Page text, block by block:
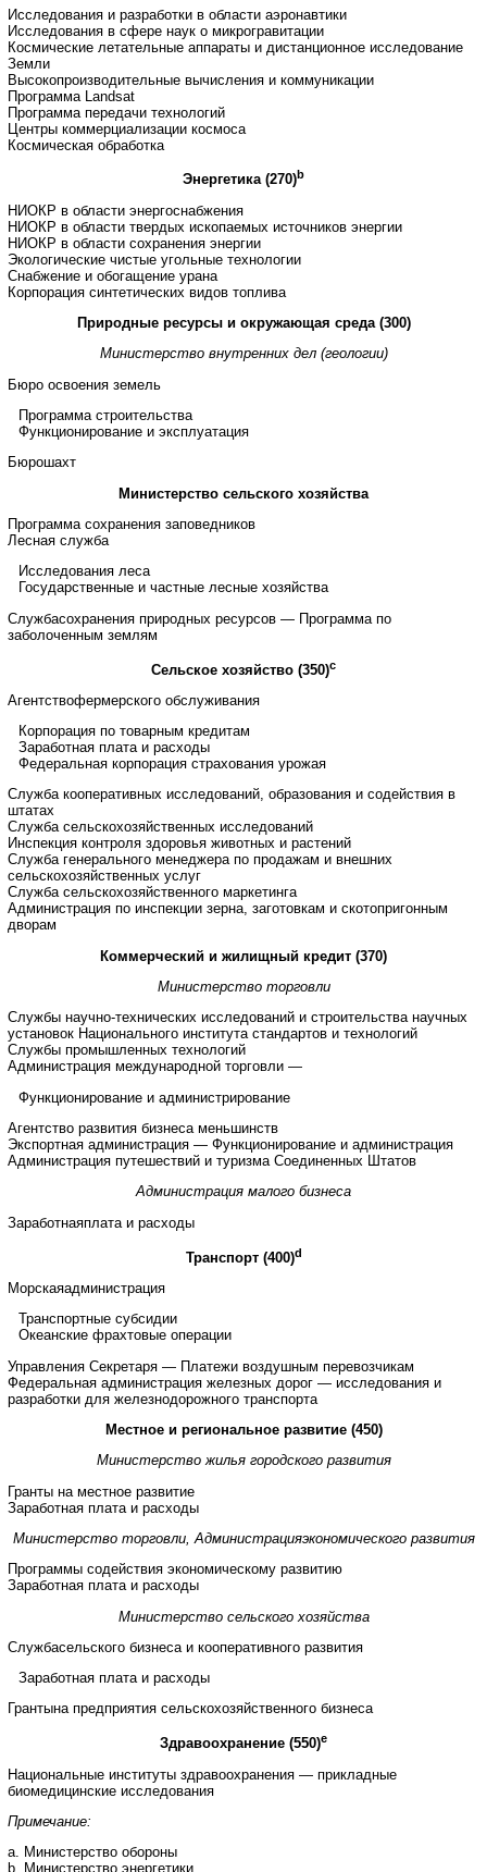
Исследования и разработки в области аэронавтики
Исследования в сфере наук о микрогравитации
Космические летательные аппараты и дистанционное исследование
Земли
Высокопроизводительные вычисления и коммуникации
Программа Landsat
Программа передачи технологий
Центры коммерциализации космоса
Космическая обработка
Энергетика (270)b
НИОКР в области энергоснабжения
НИОКР в области твердых ископаемых источников энергии
НИОКР в области сохранения энергии
Экологические чистые угольные технологии
Снабжение и обогащение урана
Корпорация синтетических видов топлива
Природные ресурсы и окружающая среда (300)
Министерство внутренних дел (геологии)
Бюро освоения земель
Программа строительства
Функционирование и эксплуатация
Бюрошахт
Министерство сельского хозяйства
Программа сохранения заповедников
Лесная служба
Исследования леса
Государственные и частные лесные хозяйства
Службасохранения природных ресурсов — Программа по
заболоченным землям
Сельское хозяйство (350)c
Агентствофермерского обслуживания
Корпорация по товарным кредитам
Заработная плата и расходы
Федеральная корпорация страхования урожая
Служба кооперативных исследований, образования и содействия в
штатах
Служба сельскохозяйственных исследований
Инспекция контроля здоровья животных и растений
Служба генерального менеджера по продажам и внешних
сельскохозяйственных услуг
Служба сельскохозяйственного маркетинга
Администрация по инспекции зерна, заготовкам и скотопригонным
дворам
Коммерческий и жилищный кредит (370)
Министерство торговли
Службы научно-технических исследований и строительства научных
установок Национального института стандартов и технологий
Службы промышленных технологий
Администрация международной торговли —
Функционирование и администрирование
Агентство развития бизнеса меньшинств
Экспортная администрация — Функционирование и администрация
Администрация путешествий и туризма Соединенных Штатов
Администрация малого бизнеса
Заработнаяплата и расходы
Транспорт (400)d
Морскаяадминистрация
Транспортные субсидии
Океанские фрахтовые операции
Управления Секретаря — Платежи воздушным перевозчикам
Федеральная администрация железных дорог — исследования и
разработки для железнодорожного транспорта
Местное и региональное развитие (450)
Министерство жилья городского развития
Гранты на местное развитие
Заработная плата и расходы
Министерство торговли, Администрацияэкономического развития
Программы содействия экономическому развитию
Заработная плата и расходы
Министерство сельского хозяйства
Службасельского бизнеса и кооперативного развития
Заработная плата и расходы
Грантына предприятия сельскохозяйственного бизнеса
Здравоохранение (550)e
Национальные институты здравоохранения — прикладные
биомедицинские исследования
Примечание:
a. Министерство обороны
b. Министерство энергетики